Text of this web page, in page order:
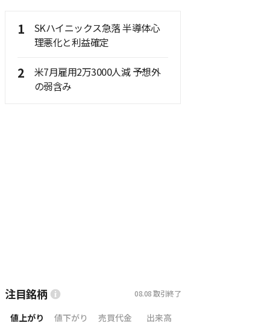
1
SKハイニックス急落 半導体心
理悪化と利益確定
2
米7月雇用2万3000人減 予想外
の弱含み
注目銘柄 08.08 取引終了
値上がり 値下がり 売買代金 出来高